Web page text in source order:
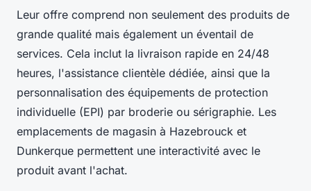
Leur offre comprend non seulement des produits de
grande qualité mais également un éventail de
services. Cela inclut la livraison rapide en 24/48
heures, l'assistance clientèle dédiée, ainsi que la
personnalisation des équipements de protection
individuelle (EPI) par broderie ou sérigraphie. Les
emplacements de magasin à Hazebrouck et
Dunkerque permettent une interactivité avec le
produit avant l'achat.